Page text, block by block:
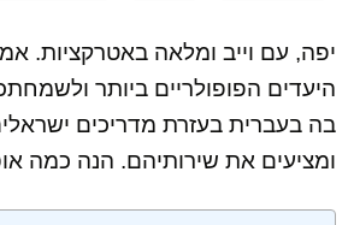
יפה, עם וייב ומלאה באטרקציות.
היעדים הפופולריים ביותר
בה בעברית בעזרת מדריכים
ומציעים את שירותיהם. הנה כמה